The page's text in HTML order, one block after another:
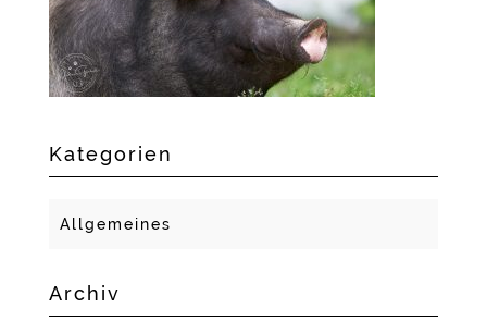
Kategorien
Allgemeines
Archiv